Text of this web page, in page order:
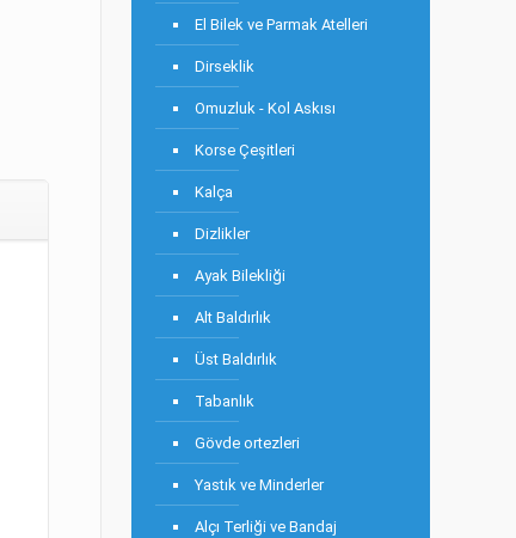
El Bilek ve Parmak Atelleri
Dirseklik
Omuzluk - Kol Askısı
Korse Çeşitleri
Kalça
Dizlikler
Ayak Bilekliği
Alt Baldırlık
Üst Baldırlık
Tabanlık
Gövde ortezleri
Yastık ve Minderler
Alçı Terliği ve Bandaj